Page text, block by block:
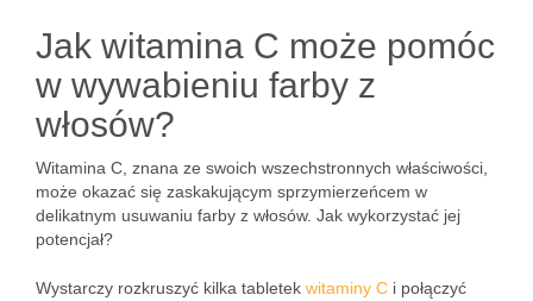
Jak witamina C może pomóc
w wywabieniu farby z
włosów?
Witamina C, znana ze swoich wszechstronnych właściwości,
może okazać się zaskakującym sprzymierzeńcem w
delikatnym usuwaniu farby z włosów. Jak wykorzystać jej
potencjał?
Wystarczy rozkruszyć kilka tabletek witaminy C i połączyć